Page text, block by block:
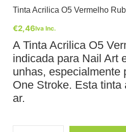
Tinta Acrilica O5 Vermelho
€2,46Iva Inc.
A Tinta Acrilica O5
indicada para Nail Art
unhas, especialmente
One Stroke. Esta tinta
ar.